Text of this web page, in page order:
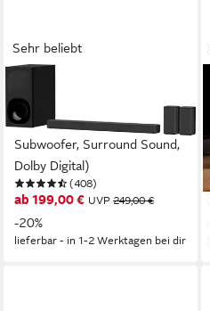
Sehr beliebt
HT-S20R Kanal TV Soundbar
5.1 (Bluetooth, 400 W,
Subwoofer, Surround Sound,
Dolby Digital)
(408)
ab 199,00 € UVP 249,00 €
-20%
lieferbar - in 1-2 Werktagen bei dir